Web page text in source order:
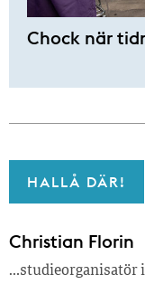
Chock när
HALLÅ DÄR!
Christian Florin
…studieorganisatör